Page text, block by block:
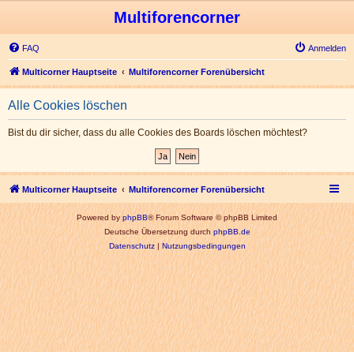
Multiforencorner
FAQ Anmelden
Multicorner Hauptseite Multiforencorner Forenübersicht
Alle Cookies löschen
Bist du dir sicher, dass du alle Cookies des Boards löschen möchtest?
Multicorner Hauptseite Multiforencorner Forenübersicht
Powered byphpBB® Forum Software © phpBB Limited
Deutsche Übersetzung durchphpBB.de
Datenschutz|Nutzungsbedingungen